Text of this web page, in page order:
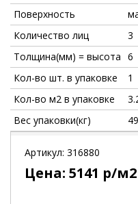
Поверхность
Количество лиц
3
Толщина(мм) = высота 6
Кол-во шт. в упаковке
1
Кол-во м2 в упаковке
Вес упаковки(кг)
Артикул: 316880
Цена: 5141 р/м2